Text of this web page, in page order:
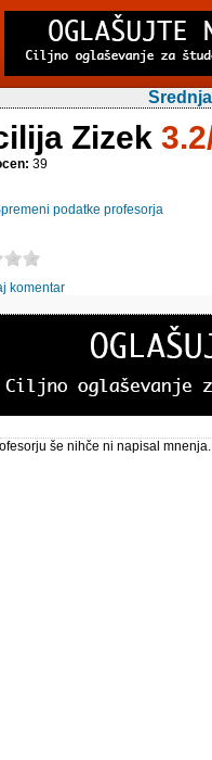
Zizek
39
podatke profesorja
komentar
še nihče ni napisal mnenja.